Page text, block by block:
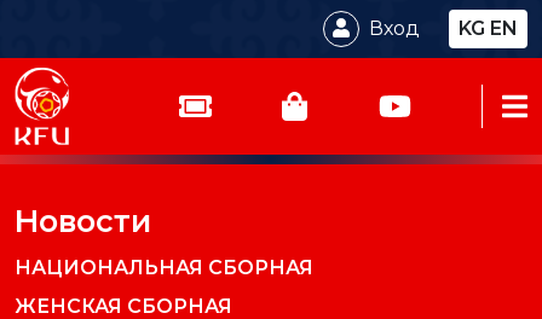
Вход KG EN
Новости
НАЦИОНАЛЬНАЯ СБОРНАЯ
ЖЕНСКАЯ СБОРНАЯ